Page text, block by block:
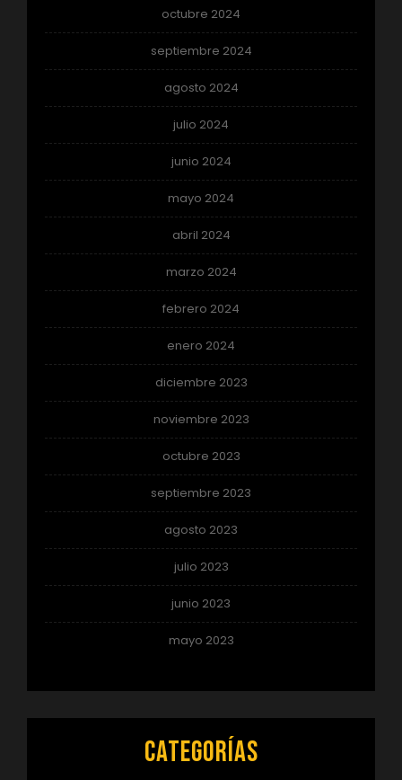
octubre 2024
septiembre 2024
agosto 2024
julio 2024
junio 2024
mayo 2024
abril 2024
marzo 2024
febrero 2024
enero 2024
diciembre 2023
noviembre 2023
octubre 2023
septiembre 2023
agosto 2023
julio 2023
junio 2023
mayo 2023
Categorías